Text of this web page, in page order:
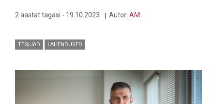
2 aastat tagasi - 19.10.2023 Autor: AM
TEGIJAD LAHENDUSED